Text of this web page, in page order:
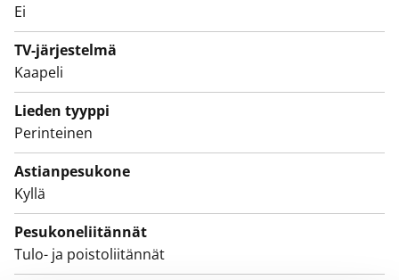
Tämä on valtion tukema Varke-asunto (entinen ARA),
jossa asukasvalinta perustuu asunnon tarpeen
kiireellisyyteen, hakijoiden tuloihin ja varallisuuteen,
sekä asunnon tarpeen syyhyn.
Ei
TV-järjestelmä
Kaapeli
Lieden tyyppi
Perinteinen
Astianpesukone
Kyllä
Pesukoneliitännät
Tulo- ja poistoliitännät